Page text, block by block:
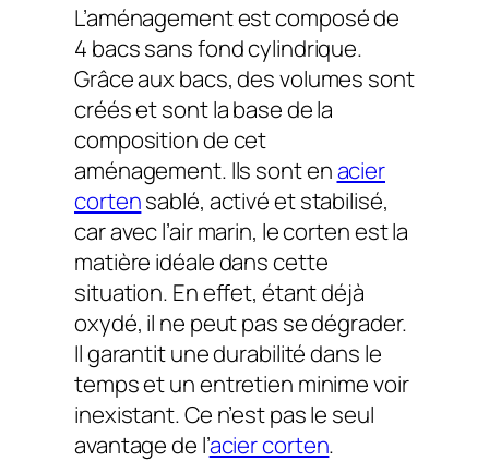
L’aménagement est composé de
4 bacs sans fond cylindrique.
Grâce aux bacs, des volumes sont
créés et sont la base de la
composition de cet
aménagement. Ils sont enacier
cortensablé, activé et stabilisé,
car avec l’air marin, le corten est la
matière idéale dans cette
situation. En effet, étant déjà
oxydé, il ne peut pas se dégrader.
Il garantit une durabilité dans le
temps et un entretien minime voir
inexistant. Ce n’est pas le seul
avantage de l’acier corten.